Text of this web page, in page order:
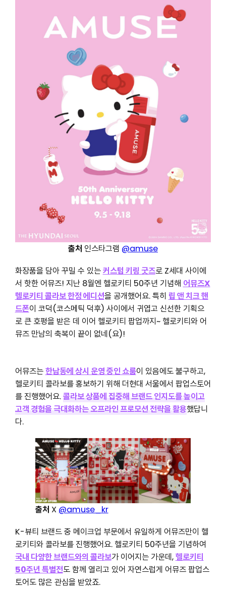
출처 인스타그램 @amuse
화장품을 담아 꾸밀 수 있는커스텀 키링 굿즈로 Z세대 사이에
서 핫한 어뮤즈! 지난 8월엔 헬로키티 50주년 기념해 어뮤즈X
헬로키티 콜라보 한정 에디션을 공개했어요. 특히 립 앤 치크 핸
드폰이 코덕(코스메틱 덕후) 사이에서 귀엽고 신선한 기획으
로 큰 호평을 받은 데 이어 헬로키티 팝업까지~ 헬로키티와 어
뮤즈 만남의 축복이 끝이 없네(요)!
어뮤즈는한남동에 상시 운영 중인 쇼룸이 있음에도 불구하고,
헬로키티 콜라보를 홍보하기 위해 더현대 서울에서 팝업스토어
를 진행했어요.콜라보 상품에 집중해 브랜드 인지도를 높이고
고객 경험을 극대화하는 오프라인 프로모션 전략을 활용했답니
다.
출처 X @amuse_kr
K-뷰티 브랜드 중 메이크업 부문에서 유일하게 어뮤즈만이 헬
로키티와 콜라보를 진행했어요. 헬로키티 50주년을 기념하여
국내 다양한 브랜드와의 콜라보가 이어지는 가운데,헬로키티
50주년 특별전도 함께 열리고 있어 자연스럽게 어뮤즈 팝업스
토어도 많은 관심을 받았죠.